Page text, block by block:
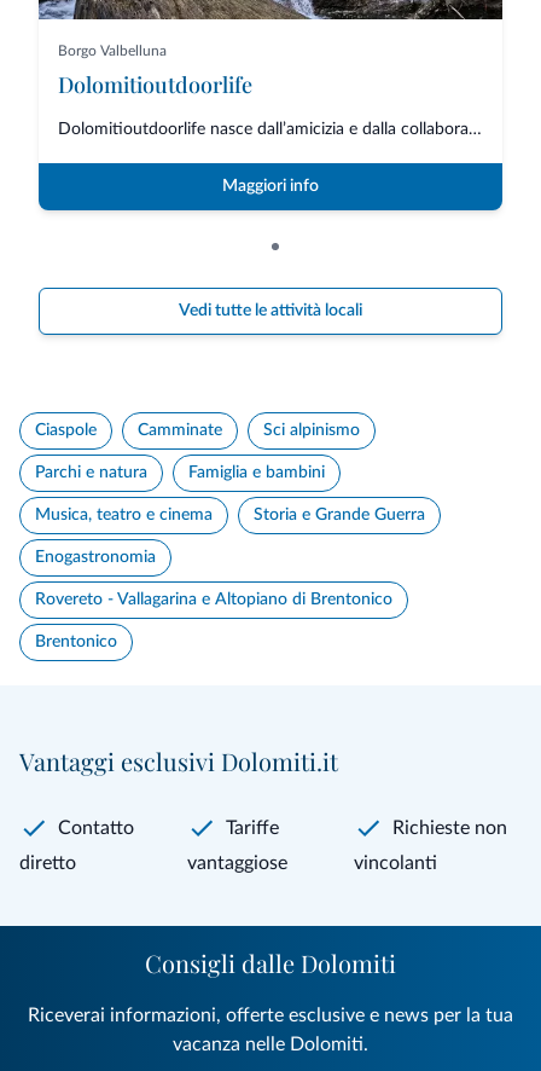
Borgo Valbelluna
Dolomitioutdoorlife
Dolomitioutdoorlife nasce dall’amicizia e dalla collaborazione di professio...
Maggiori info
Vedi tutte le attività locali
Ciaspole Camminate Sci alpinismo
Parchi e natura Famiglia e bambini
Musica, teatro e cinema Storia e Grande Guerra
Enogastronomia
Rovereto - Vallagarina e Altopiano di Brentonico
Brentonico
Vantaggi esclusivi Dolomiti.it
Contatto
diretto
Tariffe
vantaggiose
Richieste non
vincolanti
Consigli dalle Dolomiti
Riceverai informazioni, offerte esclusive e news per la tua
vacanza nelle Dolomiti.